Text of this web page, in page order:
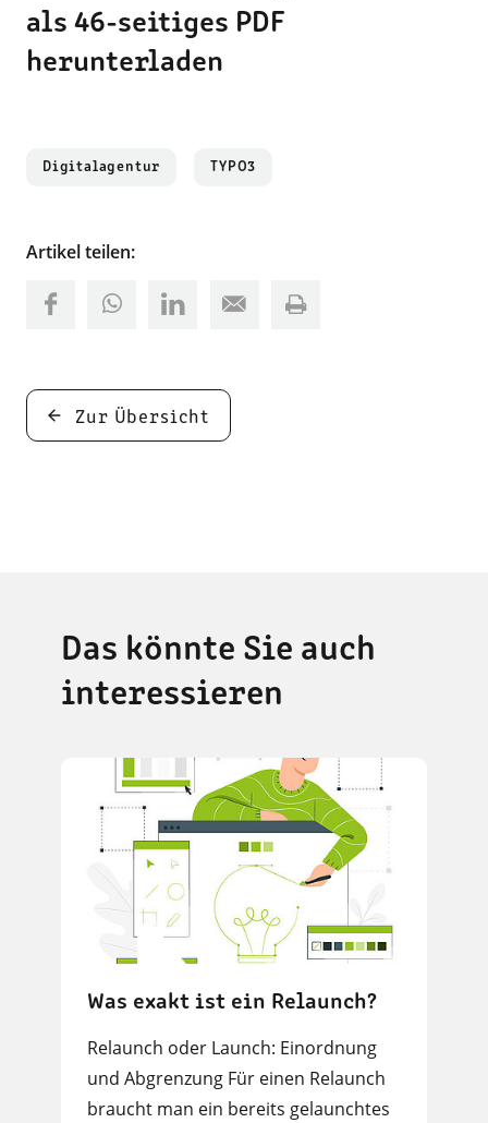
als 46-seitiges PDF
herunterladen
Digitalagentur TYPO3
Artikel teilen:
Zur Übersicht
Das könnte Sie auch
interessieren
Was exakt ist ein Relaunch?
Relaunch oder Launch: Einordnung
und Abgrenzung Für einen Relaunch
braucht man ein bereits gelaunchtes